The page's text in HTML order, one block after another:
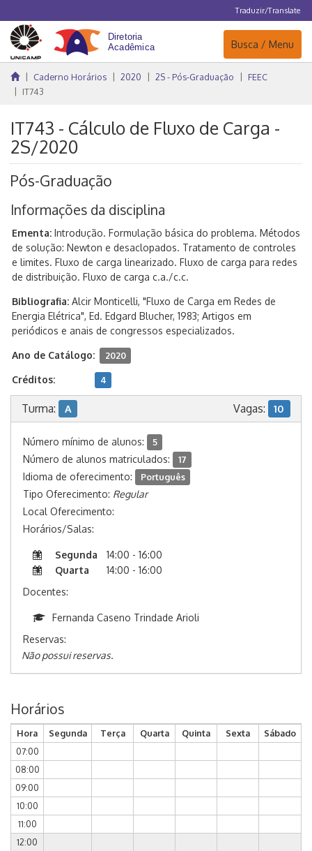
Traduzir/Translate
Navegação
Busca / Menu
Caderno Horários 2020 2S - Pós-Graduação
FEEC
IT743
IT743 - Cálculo de Fluxo de Carga -
2S/2020
Pós-Graduação
Informações da disciplina
Ementa: Introdução. Formulação básica do problema. Métodos
de solução: Newton e desaclopados. Tratamento de controles
e limites. Fluxo de carga linearizado. Fluxo de carga para redes
de distribuição. Fluxo de carga c.a./c.c.
Bibliografia: Alcir Monticelli, "Fluxo de Carga em Redes de
Energia Elétrica", Ed. Edgard Blucher, 1983; Artigos em
periódicos e anais de congressos especializados.
Ano de Catálogo: 2020
Créditos: 4
Turma: A Vagas: 10
Número mínimo de alunos: 5
Número de alunos matriculados: 17
Idioma de oferecimento: Português
Tipo Oferecimento: Regular
Local Oferecimento:
Horários/Salas:
Segunda
14:00 - 16:00
Quarta
14:00 - 16:00
Docentes:
Fernanda Caseno Trindade Arioli
Reservas:
Não possui reservas.
Horários
Hora Segunda Terça Quarta Quinta Sexta
Sábado
07:00
08:00
09:00
10:00
11:00
12:00